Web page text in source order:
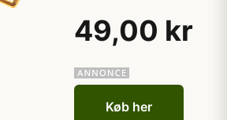
49,00 kr
Køb her